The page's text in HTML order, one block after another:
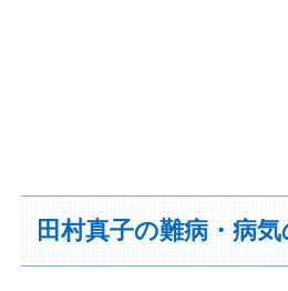
田村真子の難病・病